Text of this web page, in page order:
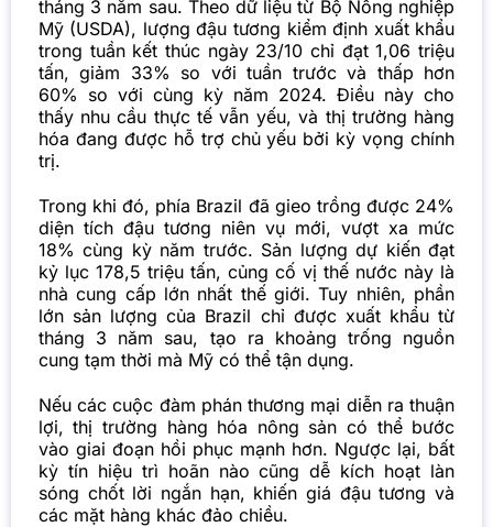
tháng 3 năm sau. Theo dữ liệu từ Bộ Nông nghiệp
Mỹ (USDA), lượng đậu tương kiểm định xuất khẩu
trong tuần kết thúc ngày 23/10 chỉ đạt 1,06 triệu
tấn, giảm 33% so với tuần trước và thấp hơn
60% so với cùng kỳ năm 2024. Điều này cho
thấy nhu cầu thực tế vẫn yếu, và thị trường hàng
hóa đang được hỗ trợ chủ yếu bởi kỳ vọng chính
trị.
Trong khi đó, phía Brazil đã gieo trồng được 24%
diện tích đậu tương niên vụ mới, vượt xa mức
18% cùng kỳ năm trước. Sản lượng dự kiến đạt
kỷ lục 178,5 triệu tấn, củng cố vị thế nước này là
nhà cung cấp lớn nhất thế giới. Tuy nhiên, phần
lớn sản lượng của Brazil chỉ được xuất khẩu từ
tháng 3 năm sau, tạo ra khoảng trống nguồn
cung tạm thời mà Mỹ có thể tận dụng.
Nếu các cuộc đàm phán thương mại diễn ra thuận
lợi, thị trường hàng hóa nông sản có thể bước
vào giai đoạn hồi phục mạnh hơn. Ngược lại, bất
kỳ tín hiệu trì hoãn nào cũng dễ kích hoạt làn
sóng chốt lời ngắn hạn, khiến giá đậu tương và
các mặt hàng khác đảo chiều.